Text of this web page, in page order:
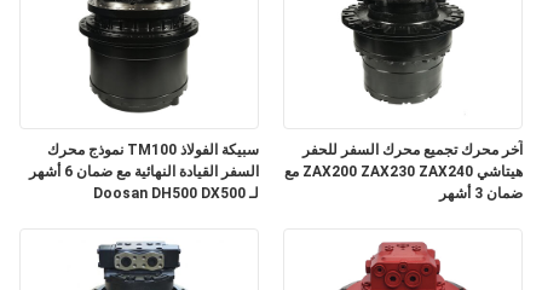
سبيكة الفولاذ TM100 نموذج محرك
السفر القيادة النهائية مع ضمان 6 أشهر
لـ Doosan DH500 DX500
آخر محرك تجميع محرك السفر للحفر
هيتاشي ZAX200 ZAX230 ZAX240 مع
ضمان 3 أشهر